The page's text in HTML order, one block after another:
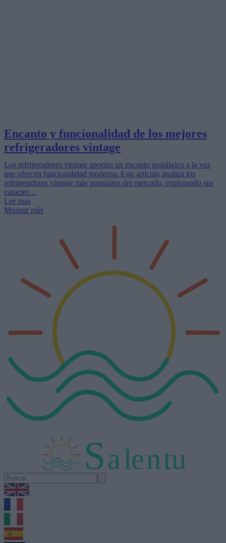
Encanto y funcionalidad de los mejores
refrigeradores vintage
Los refrigeradores vintage aportan un encanto nostálgico a la vez
que ofrecen funcionalidad moderna. Este artículo analiza los
refrigeradores vintage más populares del mercado, explorando sus
caracter…
Lee mas
Mostrar más
Salentu